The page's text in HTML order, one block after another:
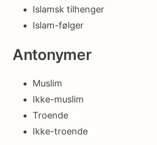
Islamsk tilhenger
Islam-følger
Antonymer
Muslim
Ikke-muslim
Troende
Ikke-troende